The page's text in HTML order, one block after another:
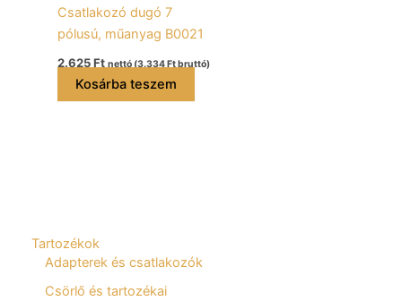
Tartozékok
Adapterek és csatlakozók
Csörlő és tartozékai
Csatlakozó dugó 7
pólusú, műanyag B0021
2.625Ft nettó (3.334Ftbruttó)
Kosárba teszem